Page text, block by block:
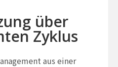
über
Zyklus
aus einer